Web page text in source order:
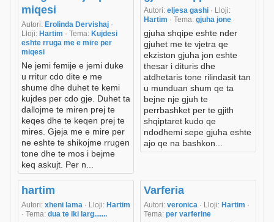
miqesi
Autori: Erolinda Dervishaj ·
Lloji: Hartim · Tema: Kujdesi
eshte rruga me e mire per
miqesi
Ne jemi femije e jemi duke
u rritur cdo dite e me
shume dhe duhet te kemi
kujdes per cdo gje. Duhet ta
dallojme te miren prej te
keqes dhe te keqen prej te
mires. Gjeja me e mire per
ne eshte te shikojme rrugen
tone dhe te mos i bejme
keq askujt. Per n...
Autori: eljesa gashi · Lloji:
Hartim · Tema: gjuha jone
gjuha shqipe eshte nder
gjuhet me te vjetra qe
ekziston gjuha jon eshte
thesar i dituris dhe
atdhetaris tone rilindasit tan
u munduan shum qe ta
bejne nje gjuh te
perrbashket per te gjith
shqiptaret kudo qe
ndodhemi sepe gjuha eshte
ajo qe na bashkon...
hartim
Autori: xheni lama · Lloji: Hartim
· Tema: dua te iki larg.......
Varferia
Autori: veronica · Lloji: Hartim ·
Tema: per varferine